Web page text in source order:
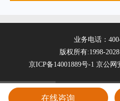
业务电话：
版权所有:1998-
京ICP备14001889号-1 京公网
在线咨询